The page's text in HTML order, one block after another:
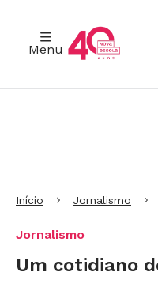
Menu
Início Jornalismo
Jornalismo
Um cotidiano